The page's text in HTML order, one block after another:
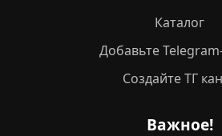
Каталог
Добавьте
Создайте ТГ
Важное!